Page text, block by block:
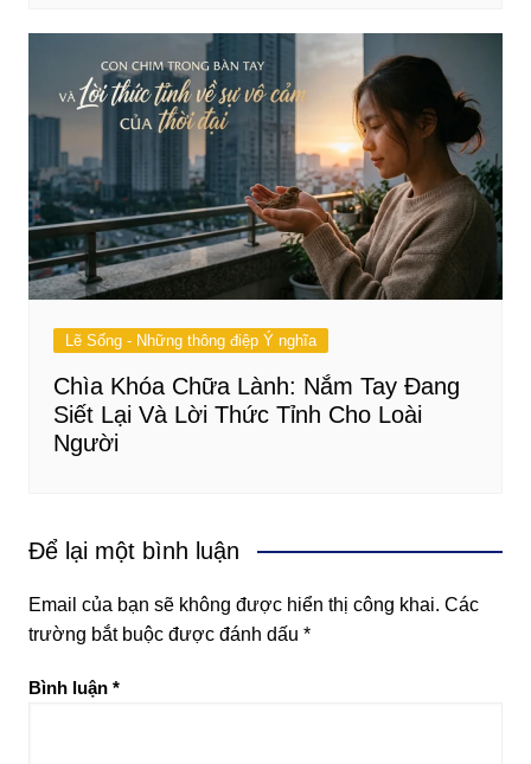
Lẽ Sống - Những thông điệp Ý nghĩa
Chìa Khóa Chữa Lành: Nắm Tay Đang
Siết Lại Và Lời Thức Tỉnh Cho Loài
Người
Để lại một bình luận
Email của bạn sẽ không được hiển thị công khai. Các
trường bắt buộc được đánh dấu *
Bình luận *